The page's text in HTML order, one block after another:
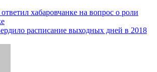
хабаровчанке на вопрос о роли
расписание выходных дней в 2018